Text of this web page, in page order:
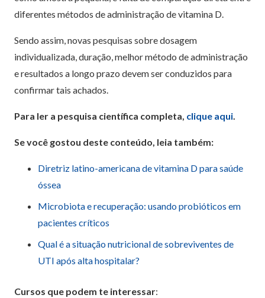
diferentes métodos de administração de vitamina D.
Sendo assim, novas pesquisas sobre dosagem
individualizada, duração, melhor método de administração
e resultados a longo prazo devem ser conduzidos para
confirmar tais achados.
Para ler a pesquisa científica completa, clique aqui.
Se você gostou deste conteúdo, leia também:
Diretriz latino-americana de vitamina D para saúde
óssea
Microbiota e recuperação: usando probióticos em
pacientes críticos
Qual é a situação nutricional de sobreviventes de
UTI após alta hospitalar?
Cursos que podem te interessar: